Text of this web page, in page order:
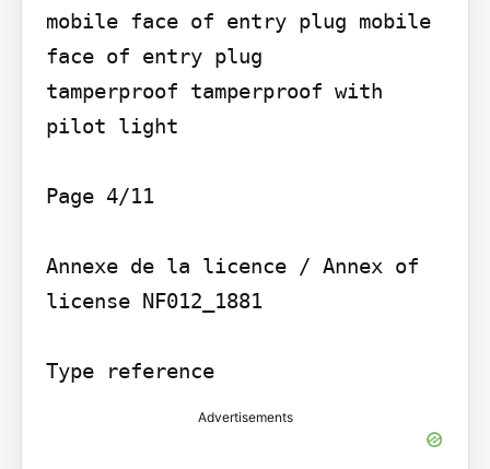
mobile face of entry plug mobile
face of entry plug
tamperproof tamperproof with
pilot light
Page 4/11
Annexe de la licence / Annex of
license NF012_1881
Type reference
Advertisements